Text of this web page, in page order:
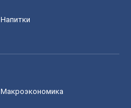
Напитки
Mакроэкономика